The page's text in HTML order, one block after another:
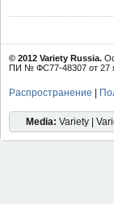
© 2012 Variety Russia.
ПИ № ФС77-48307 от 27
Распространение
Media: Variety |